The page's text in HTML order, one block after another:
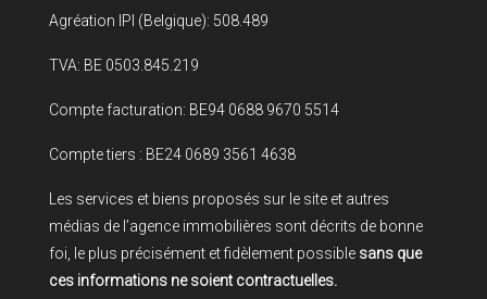
Agréation IPI (Belgique): 508.489
TVA: BE 0503.845.219
Compte facturation: BE94 0688 9670 5514
Compte tiers : BE24 0689 3561 4638
Les services et biens proposés sur le site et autres
médias de l’agence immobilières sont décrits de bonne
foi, le plus précisément et fidèlement possible sans que
ces informations ne soient contractuelles.